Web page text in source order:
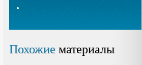
Похожие материалы